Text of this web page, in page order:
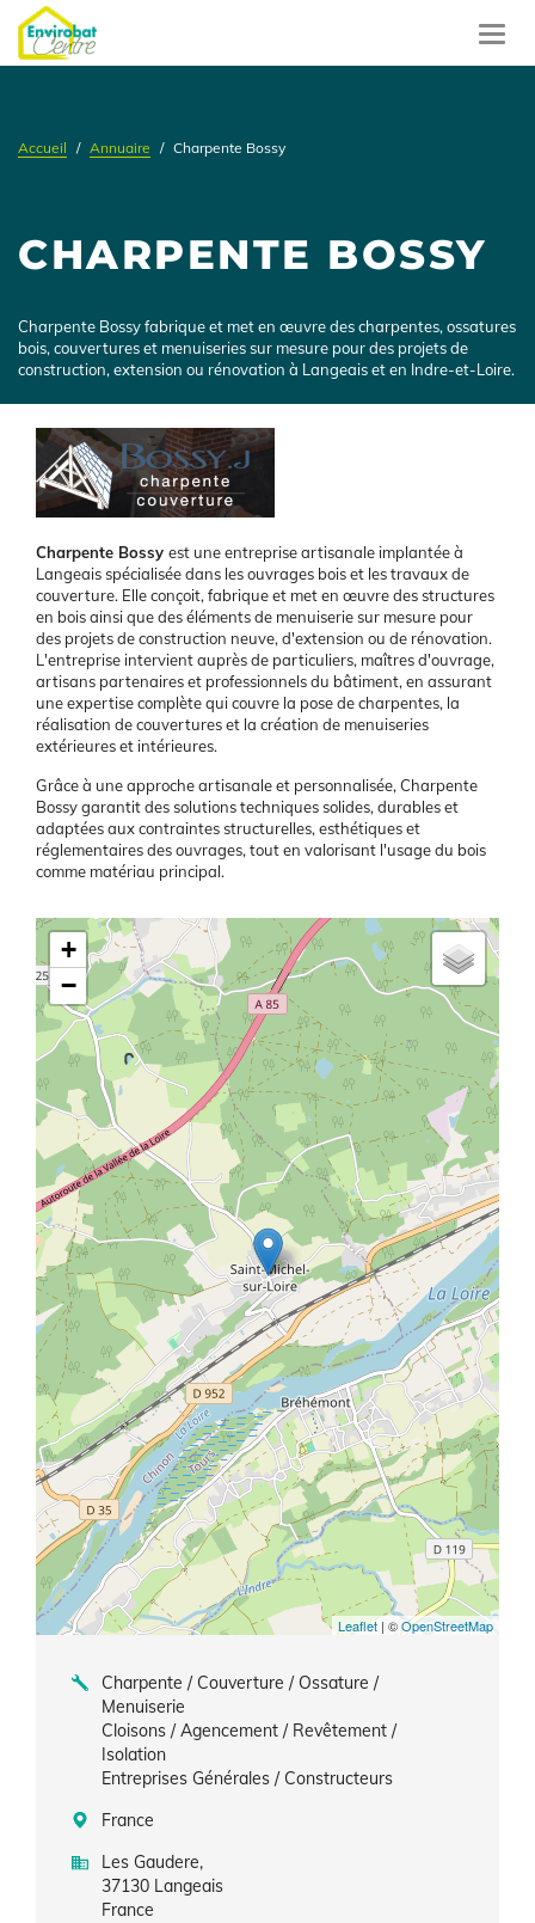
Aller
au
contenu
Accueil Annuaire Charpente Bossy
CHARPENTE BOSSY
Présentation
Charpente Bossy fabrique et met en œuvre des charpentes, ossatures
bois, couvertures et menuiseries sur mesure pour des projets de
construction, extension ou rénovation à Langeais et en Indre-et-Loire.
Logo
Présentation
Charpente Bossy est une entreprise artisanale implantée à
Langeais spécialisée dans les ouvrages bois et les travaux de
couverture. Elle conçoit, fabrique et met en œuvre des structures
en bois ainsi que des éléments de menuiserie sur mesure pour
des projets de construction neuve, d'extension ou de rénovation.
L'entreprise intervient auprès de particuliers, maîtres d'ouvrage,
artisans partenaires et professionnels du bâtiment, en assurant
une expertise complète qui couvre la pose de charpentes, la
réalisation de couvertures et la création de menuiseries
extérieures et intérieures.
Grâce à une approche artisanale et personnalisée, Charpente
Bossy garantit des solutions techniques solides, durables et
adaptées aux contraintes structurelles, esthétiques et
réglementaires des ouvrages, tout en valorisant l'usage du bois
comme matériau principal.
Latitude/Longitude
+
−
Leaflet | ©OpenStreetMap
Charpente / Couverture / Ossature /
Menuiserie
Cloisons / Agencement / Revêtement /
Isolation
Entreprises Générales / Constructeurs
France
Les Gaudere,
37130 Langeais
France